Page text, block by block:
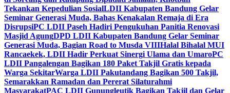
Tekankan Kepedulian SosialLDII Kabupaten Bandung Gelar
Seminar Generasi Muda, Bahas Kenakalan Remaja di Era
DisrupsiPC LDII Paseh Hadiri Pengukuhan Panitia Renovasi
Masjid AgungDPD LDII Kabupaten Bandung Gelar Seminar
Generasi Muda, Bagian Road to Musda VIIIHalal Bihalal MUI
Rancaekek, LDII Hadir Perkuat Sinergi Ulama dan UmaroPC
LDII Pangalengan Bagikan 180 Paket Takjil Gratis kepada
Warga SekitarWarga LDII Pakutandang Bagikan 500 Takjil,
Semarakkan Ramadan dan Pererat Silaturahmi
MasyarakatPAC LDII Gunungleutik Bagikan Takjil dan Gelar